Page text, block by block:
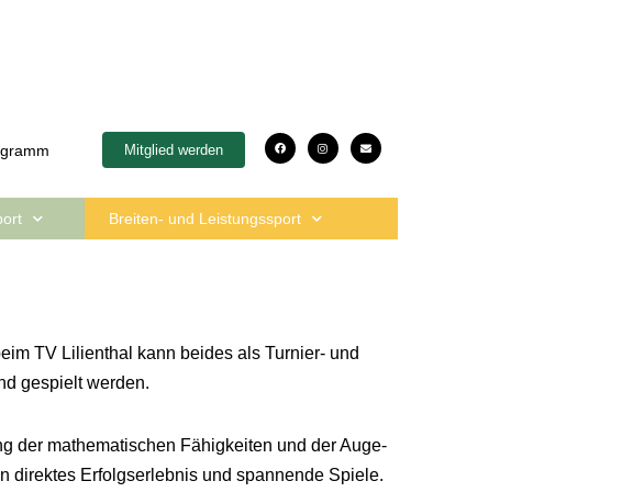
Mitglied werden
Breiten- und Leistungssport
TV Lilienthal kann beides als Turnier- und
gespielt werden.
der mathematischen Fähigkeiten und der Auge-
direktes Erfolgserlebnis und spannende Spiele.